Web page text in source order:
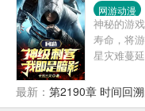
网游动漫
神秘的游
寿命，将
星灾难蔓
了双眼，
世，秦风
最新： 第2190章 时间回